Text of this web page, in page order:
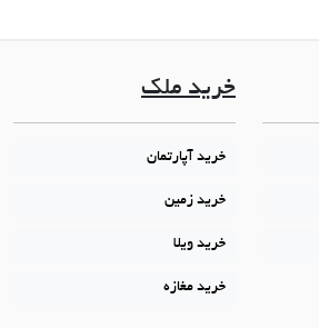
خرید ملک
خرید آپارتمان
خرید زمین
خرید ویلا
خرید مغازه